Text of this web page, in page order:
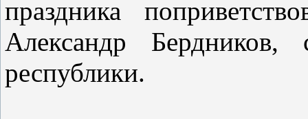
праздника
Александр Бердников,
республики.